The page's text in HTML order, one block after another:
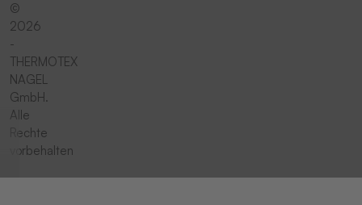
©
2026
-
THERMOTEX
NAGEL
GmbH.
Alle
Rechte
vorbehalten